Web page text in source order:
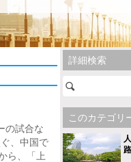
詳細検索
このカテゴリ
の試合な
、中国で
ら、「上